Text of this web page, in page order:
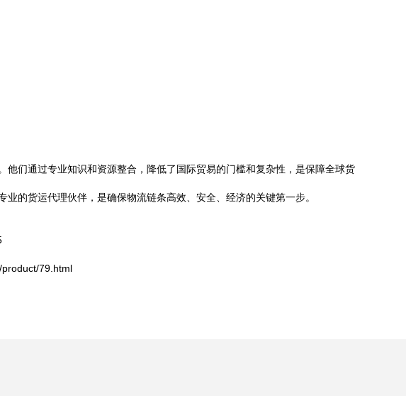
。他们通过专业知识和资源整合，降低了国际贸易的门槛和复杂性，是保障全球货
的货运代理伙伴，是确保物流链条高效、安全、经济的关键第一步。
79.html